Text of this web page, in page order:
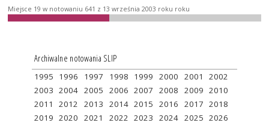
Miejsce 19 w notowaniu 641 z 13 września 2003 roku roku
Archiwalne notowania SLIP
1995 1996 1997 1998 1999 2000 2001
2002
2003 2004 2005 2006 2007 2008 2009 2010
2011
2012 2013 2014 2015 2016 2017 2018
2019 2020 2021 2022 2023 2024 2025 2026